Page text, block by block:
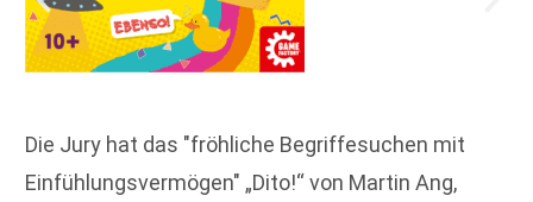
Die Jury hat das "fröhliche Begriffesuchen mit
Einfühlungsvermögen" „Dito!“ von Martin Ang,